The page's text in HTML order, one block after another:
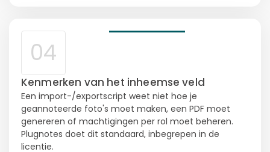
04
Kenmerken van het inheemse veld
Een import-/exportscript weet niet hoe je
geannoteerde foto's moet maken, een PDF moet
genereren of machtigingen per rol moet beheren.
Plugnotes doet dit standaard, inbegrepen in de
licentie.